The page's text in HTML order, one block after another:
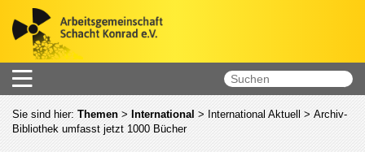
Sie sind hier: Themen > International > International Aktuell
> Archiv-
Bibliothek umfasst jetzt 1000 Bücher